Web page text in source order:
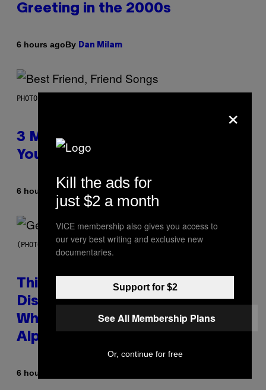
Greeting in the 2000s
6 hours agoBy Dan Milam
PHOTO BY KEVIN WINTER/GETTY IMAGES FOR RADIO DISNEY
3 Millennial Anthems That Make
You Think of Your Best Friend
6 hours agoBy
(PHOTO BY TAYLOR HILL/GETTY IMAGES)
This Researcher Accidentally
Discovered the New ‘Millennial
Whoop’ of Pop Music: The Gen
Alpha Melody
6 hours ago
×
Kill the ads for
just $2 a month
VICE membership also gives you access to
our very best writing and exclusive new
documentaries.
Support for $2
See All Membership Plans
Or, continue for free